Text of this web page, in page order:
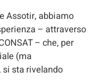
Assotir, abbiamo
– attraverso
– che, per
(ma
sta rivelando